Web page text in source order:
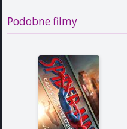
Podobne filmy